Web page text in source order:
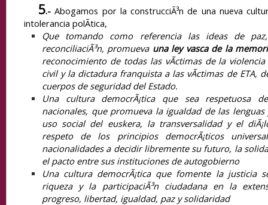
5.-Abogamos por la construcciÃ³n de una nueva
intolerancia polÃ­tica,
Que tomando como referencia las ideas de
reconciliaciÃ³n, promueva una ley vasca de la
reconocimiento de todas las vÃ­ctimas de la
civil y la dictadura franquista a las vÃ­ctimas de ETA,
cuerpos de seguridad del Estado.
Una cultura democrÃ¡tica que sea respetuosa
nacionales, que promueva la igualdad de las
uso social del euskera, la transversalidad y el
respeto de los principios democrÃ¡ticos
nacionalidades a decidir libremente su futuro, la
el pacto entre sus instituciones de autogobierno
Una cultura democrÃ¡tica que fomente la justicia
riqueza y la participaciÃ³n ciudadana en la
progreso, libertad, igualdad, paz y solidaridad